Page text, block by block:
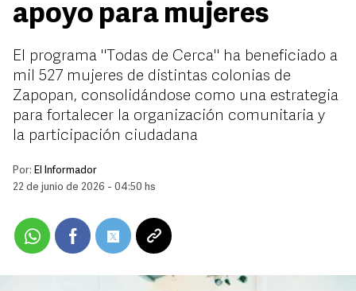
apoyo para mujeres
El programa "Todas de Cerca" ha beneficiado a
mil 527 mujeres de distintas colonias de
Zapopan, consolidándose como una estrategia
para fortalecer la organización comunitaria y
la participación ciudadana
Por: El Informador
22 de junio de 2026 - 04:50 hs